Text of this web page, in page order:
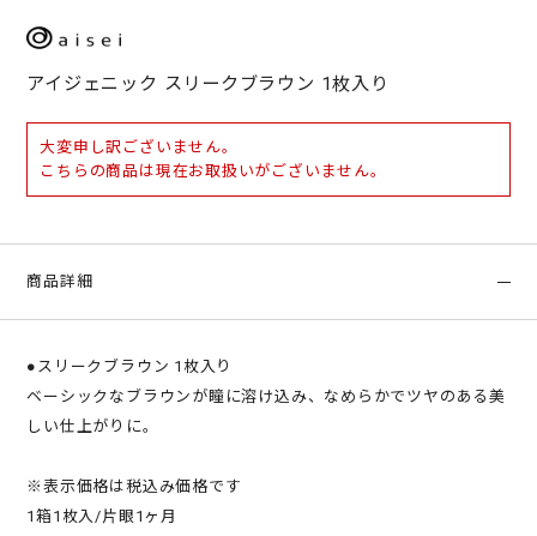
アイジェニック スリークブラウン 1枚入り
大変申し訳ございません。
こちらの商品は現在お取扱いがございません。
商品詳細
●スリークブラウン 1枚入り
ベーシックなブラウンが瞳に溶け込み、なめらかでツヤのある美
しい仕上がりに。
※表示価格は税込み価格です
1箱1枚入/片眼1ヶ月